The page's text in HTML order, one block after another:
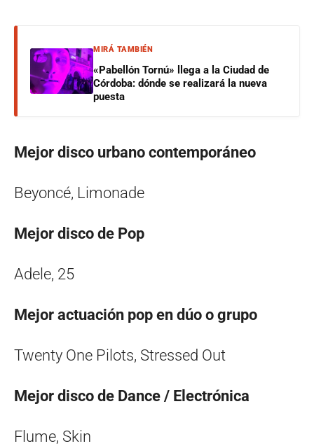
MIRÁ TAMBIÉN
«Pabellón Tornú» llega a la Ciudad de
Córdoba: dónde se realizará la nueva
puesta
Mejor disco urbano contemporáneo
Beyoncé, Limonade
Mejor disco de Pop
Adele, 25
Mejor actuación pop en dúo o grupo
Twenty One Pilots, Stressed Out
Mejor disco de Dance / Electrónica
Flume, Skin